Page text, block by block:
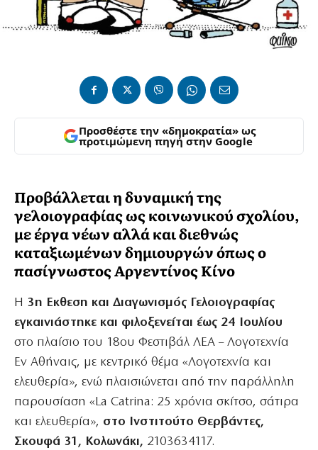
Προσθέστε την «δημοκρατία» ως
προτιμώμενη πηγή στην Google
Προβάλλεται η δυναμική της
γελοιογραφίας ως κοινωνικού σχολίου,
με έργα νέων αλλά και διεθνώς
καταξιωμένων δημιουργών όπως ο
πασίγνωστος Αργεντίνος Κίνο
Η 3η Εκθεση και Διαγωνισμός Γελοιογραφίας
εγκαινιάστηκε και φιλοξενείται έως 24 Ιουλίου
στο πλαίσιο του 18ου Φεστιβάλ ΛΕΑ – Λογοτεχνία
Εν Αθήναις, με κεντρικό θέμα «Λογοτεχνία και
ελευθερία», ενώ πλαισιώνεται από την παράλληλη
παρουσίαση «La Catrina: 25 χρόνια σκίτσο, σάτιρα
και ελευθερία», στο Ινστιτούτο Θερβάντες,
Σκουφά 31, Κολωνάκι, 2103634117.